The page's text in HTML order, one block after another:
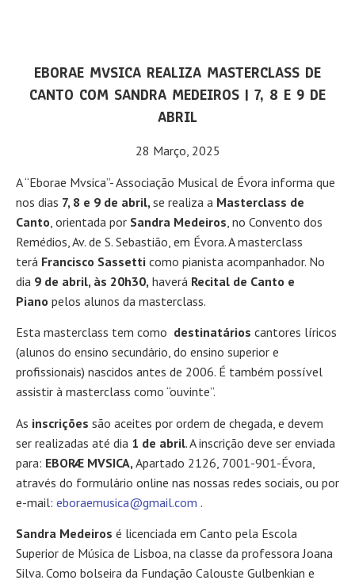
EBORAE MVSICA REALIZA MASTERCLASS DE
CANTO COM SANDRA MEDEIROS | 7, 8 E 9 DE
ABRIL
28 Março, 2025
A “Eborae Mvsica”- Associação Musical de Évora informa que
nos dias 7, 8 e 9 de abril, se realiza a Masterclass de
Canto, orientada por Sandra Medeiros, no Convento dos
Remédios, Av. de S. Sebastião, em Évora. A masterclass
terá Francisco Sassetti como pianista acompanhador. No
dia 9 de abril, às 20h30, haverá Recital de Canto e
Piano pelos alunos da masterclass.
Esta masterclass tem como destinatários cantores líricos
(alunos do ensino secundário, do ensino superior e
profissionais) nascidos antes de 2006. É também possível
assistir à masterclass como “ouvinte”.
As inscrições são aceites por ordem de chegada, e devem
ser realizadas até dia 1 de abril. A inscrição deve ser enviada
para: EBORÆ MVSICA, Apartado 2126, 7001-901-Évora,
através do formulário online nas nossas redes sociais, ou por
e-mail: eboraemusica@gmail.com .
Sandra Medeiros é licenciada em Canto pela Escola
Superior de Música de Lisboa, na classe da professora Joana
Silva. Como bolseira da Fundação Calouste Gulbenkian e